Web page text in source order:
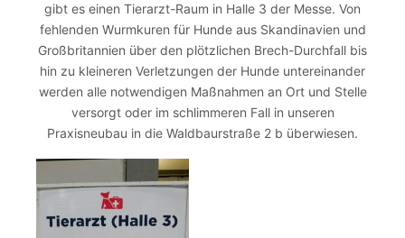
gibt es einen Tierarzt-Raum in Halle 3 der Messe. Von
fehlenden Wurmkuren für Hunde aus Skandinavien und
Großbritannien über den plötzlichen Brech-Durchfall bis
hin zu kleineren Verletzungen der Hunde untereinander
werden alle notwendigen Maßnahmen an Ort und Stelle
versorgt oder im schlimmeren Fall in unseren
Praxisneubau in die Waldbaurstraße 2 b überwiesen.